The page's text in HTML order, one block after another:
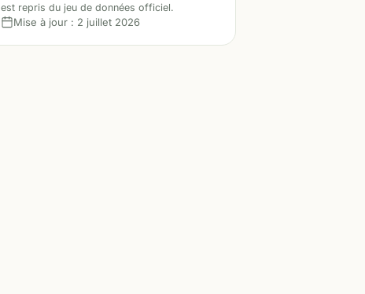
est repris du jeu de données officiel.
Mise à jour : 2 juillet 2026